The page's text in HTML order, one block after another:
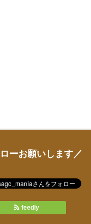
ーお願いします／
feedly